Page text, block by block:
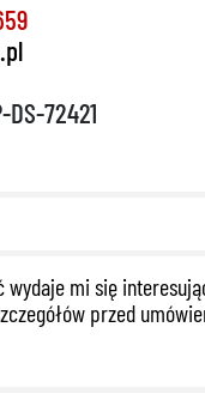
72421
692 024 827